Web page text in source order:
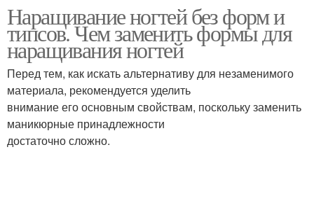
Наращивание ногтей без форм и
типсов. Чем заменить формы для
наращивания ногтей
Перед тем, как искать альтернативу для незаменимого
материала, рекомендуется уделить
внимание его основным свойствам, поскольку заменить
маникюрные принадлежности
достаточно сложно.